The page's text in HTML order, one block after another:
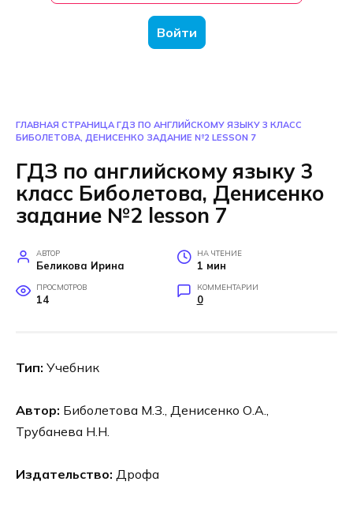
Войти
ГЛАВНАЯ СТРАНИЦА ГДЗ ПО АНГЛИЙСКОМУ ЯЗЫКУ 3 КЛАСС
БИБОЛЕТОВА, ДЕНИСЕНКО ЗАДАНИЕ №2 LESSON 7
ГДЗ по английскому языку 3
класс Биболетова, Денисенко
задание №2 lesson 7
АВТОР
Беликова Ирина
НА ЧТЕНИЕ
1 мин
ПРОСМОТРОВ
14
КОММЕНТАРИИ
0
Тип: Учебник
Автор: Биболетова М.З., Денисенко О.А.,
Трубанева Н.Н.
Издательство: Дрофа